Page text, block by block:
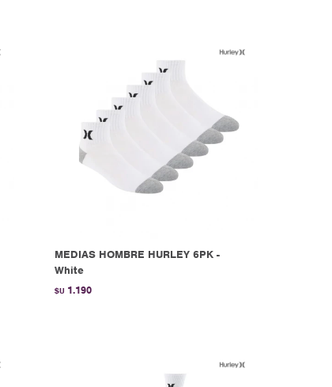
MEDIAS HOMBRE HURLEY 6PK -
White
$U 1.190